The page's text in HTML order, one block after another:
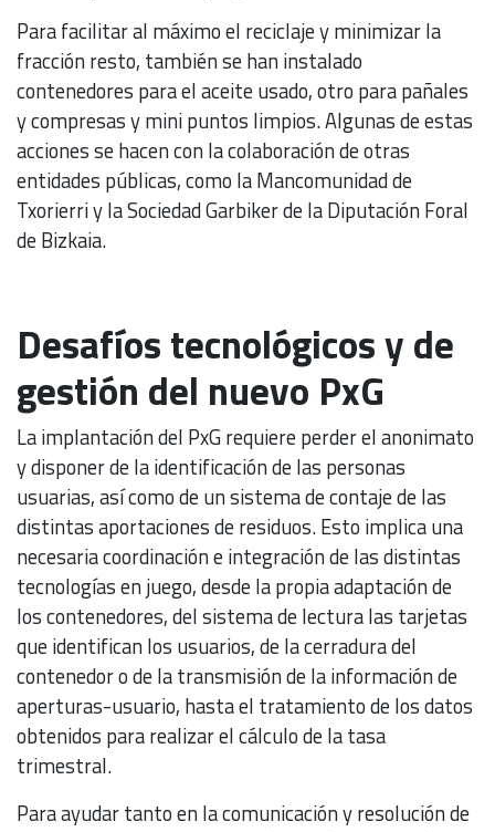
Para facilitar al máximo el reciclaje y minimizar la
fracción resto, también se han instalado
contenedores para el aceite usado, otro para pañales
y compresas y mini puntos limpios. Algunas de estas
acciones se hacen con la colaboración de otras
entidades públicas, como la Mancomunidad de
Txorierri y la Sociedad Garbiker de la Diputación Foral
de Bizkaia.
Desafíos tecnológicos y de
gestión del nuevo PxG
La implantación del PxG requiere perder el anonimato
y disponer de la identificación de las personas
usuarias, así como de un sistema de contaje de las
distintas aportaciones de residuos. Esto implica una
necesaria coordinación e integración de las distintas
tecnologías en juego, desde la propia adaptación de
los contenedores, del sistema de lectura las tarjetas
que identifican los usuarios, de la cerradura del
contenedor o de la transmisión de la información de
aperturas-usuario, hasta el tratamiento de los datos
obtenidos para realizar el cálculo de la tasa
trimestral.
Para ayudar tanto en la comunicación y resolución de